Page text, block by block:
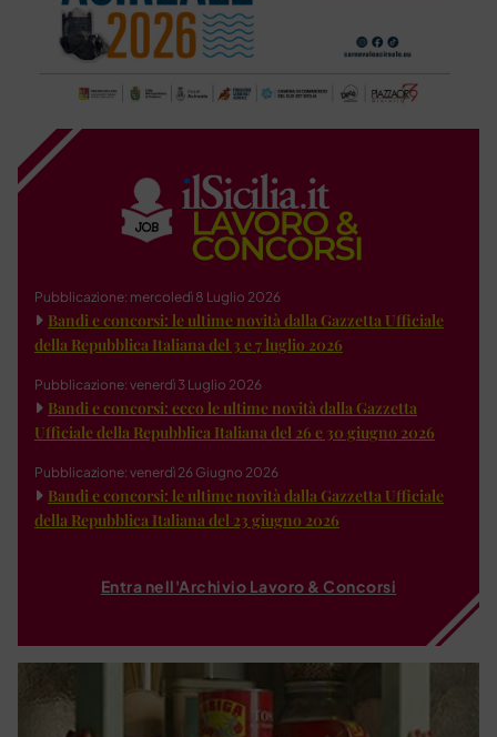
Pubblicazione: mercoledì 8 Luglio 2026
Bandi e concorsi: le ultime novità dalla Gazzetta Ufficiale
della Repubblica Italiana del 3 e 7 luglio 2026
Pubblicazione: venerdì 3 Luglio 2026
Bandi e concorsi: ecco le ultime novità dalla Gazzetta
Ufficiale della Repubblica Italiana del 26 e 30 giugno 2026
Pubblicazione: venerdì 26 Giugno 2026
Bandi e concorsi: le ultime novità dalla Gazzetta Ufficiale
della Repubblica Italiana del 23 giugno 2026
Entra nell'Archivio Lavoro & Concorsi